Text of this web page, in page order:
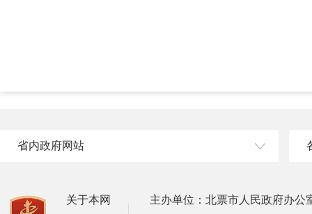
省内政府网站
关于本网
主办单位：北票市人民政府办公